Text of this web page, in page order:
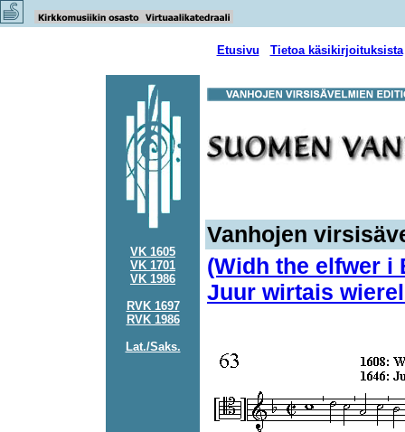
Etusivu Tietoa käsikirjoituksista
VK 1605
VK 1701
VK 1986
RVK 1697
RVK 1986
Lat./Saks.
Vanhojen
(Widh the elfwer i
Juur wirtais